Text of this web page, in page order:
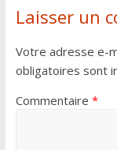
Laisser un
Votre adresse e-
obligatoires sont
Commentaire *